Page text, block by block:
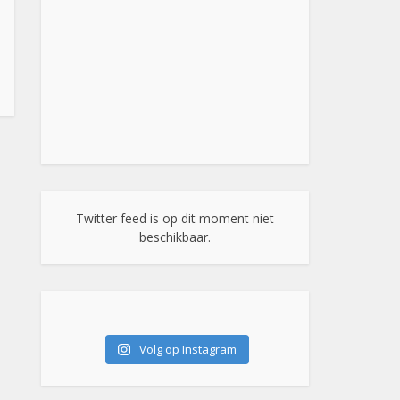
Twitter feed is op dit moment niet
beschikbaar.
Volg op Instagram